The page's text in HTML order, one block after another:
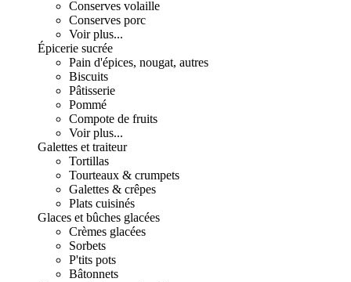
Conserves volaille
Conserves porc
Voir plus...
Épicerie sucrée
Pain d'épices, nougat, autres
Biscuits
Pâtisserie
Pommé
Compote de fruits
Voir plus...
Galettes et traiteur
Tortillas
Tourteaux & crumpets
Galettes & crêpes
Plats cuisinés
Glaces et bûches glacées
Crèmes glacées
Sorbets
P'tits pots
Bâtonnets